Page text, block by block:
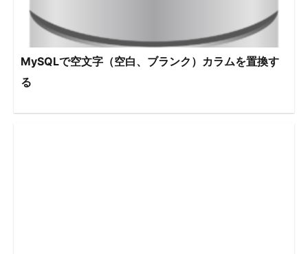
MySQLで空文字（空白、ブランク）カラムを置換す
る